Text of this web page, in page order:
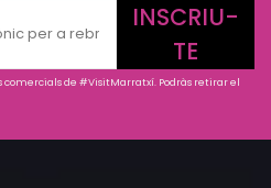
INSCRIU-
TE
de #VisitMarratxí. Podràs retirar el